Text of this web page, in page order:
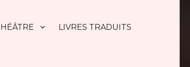
LIVRES TRADUITS